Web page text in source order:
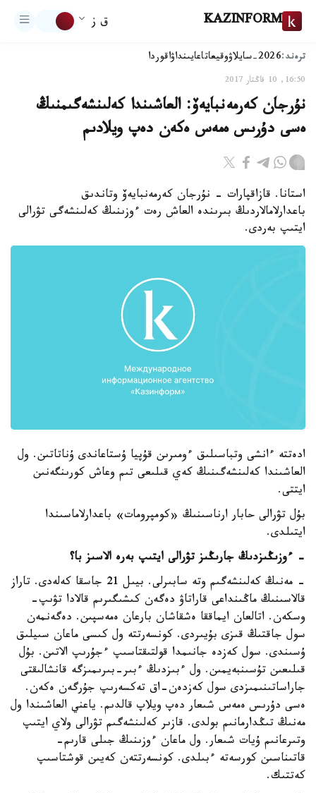
KAZINFORM ق ز
ترەند:2026-سايلاۋ وقيعاتاعايىنداۋاقوردا
16:50, 10 قاڭتار 2017
نۇرجان كەرمەنبايەۆ: العاشىندا كەلىنشەگىمنىڭ
ەسى دۇرىس ەمەس ەكەن دەپ ويلادىم
استانا. قازاقپارات - نۇرجان كەرمەنبايەۆ وتاندىق
باعدارلامالاردىڭ بىرىندە العاش رەت ءوزىنىڭ كەلىنشەگى تۋرالى
ايتىپ بەردى.
ادەتتە ءانشى وتباسىلىق ءومىرىن قۇپيا ۇستاعاندى ۇناتاتىن. ول
العاشىندا كەلىنشەگىنىڭ كەي قىلىعى تىم وعاش كورىنگەنىن
ايتتى.
بۇل تۋرالى حابار ارناسىنىڭ «كومپرومات» باعدارلاماسىندا
ايتىلدى.
- ءوزىڭىزدىڭ جارىڭىز تۋرالى ايتىپ بەرە الاسىز با؟
- مەنىڭ كەلىنشەگىم وتە سابىرلى. بيىل 21 جاسقا كەلەدى. تاراز
قالاسىنىڭ ماڭىنداعى قاراتاۋ دەگەن كىشىگىرىم قالادا تۋىپ-
وسكەن. اتالعان ايماققا ەشقاشان بارعان ەمەسپىن. دەگەنمەن
سول جاقتىڭ قىزى بۇيىردى. كونسەرتتە ول كىسى ماعان سىيلىق
ۇسىندى. سول كەزدە جانىمدا قولتىقتاسىپ ءجۇرىپ الاتىن. بۇل
قىلىعىن تۇسىنبەيمىن. ول ءبىزدىڭ ءبىر-بىرىمىزگە قانشالىقتى
جاراساتىنىمىزدى سول كەزدەن-اق تەكسەرىپ جۇرگەن ەكەن.
ەسى دۇرىس ەمەس شىعار دەپ ويلاپ قالدىم. ياعني العاشىندا ول
مەنىڭ تىڭدارمانىم بولدى. قازىر كەلىنشەگىم تۋرالى ولاي ايتىپ
وتىرعانىم ۇيات شىعار. ول ماعان ءوزىنىڭ جىلى قارىم-
قاتىناسىن كورسەتە ءبىلدى. كونسەرتتەن كەيىن قوشتاسىپ
كەتتىك.